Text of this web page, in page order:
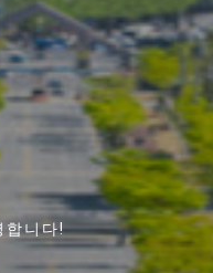
합니다!
학 그리고 빅데이터 인
인재의 양성
통찰력을 바탕으로
해를 바탕으로 디지털
고
대학의 강점을 고도화
엄을 구성하여